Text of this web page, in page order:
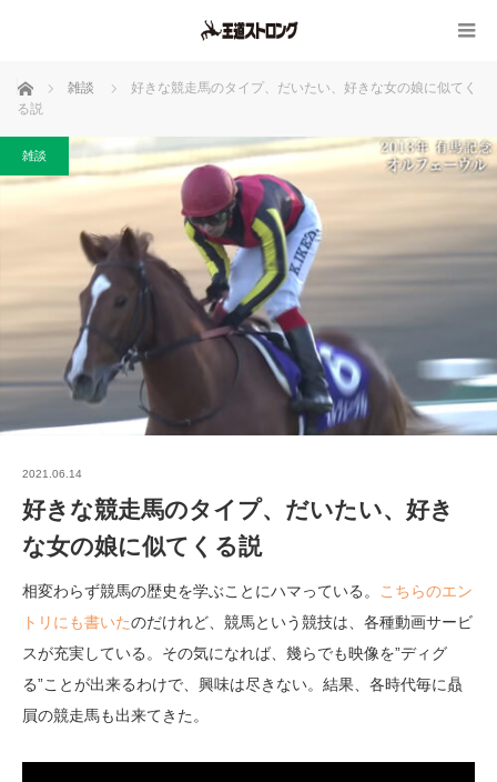
ホーム 雑談
好きな競走馬のタイプ、だいたい、好きな女の娘に似てく
る説
雑談
2021.06.14
好きな競走馬のタイプ、だいたい、好き
な女の娘に似てくる説
相変わらず競馬の歴史を学ぶことにハマっている。
こちらのエン
トリにも書いたのだけれど、競馬という競技は、各種動画サービ
スが充実している。その気になれば、幾らでも映像を”ディグ
る”ことが出来るわけで、興味は尽きない。結果、各時代毎に贔
屓の競走馬も出来てきた。